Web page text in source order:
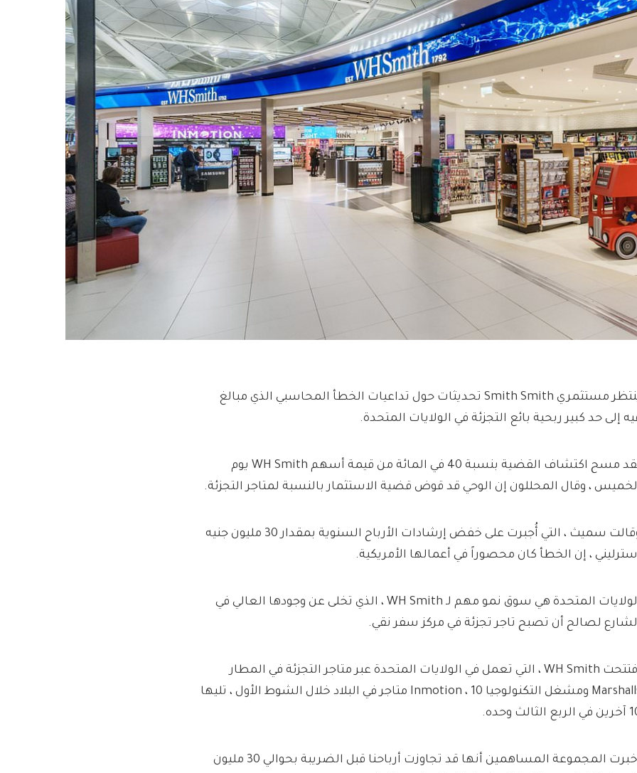
ينتظر مستثمري Smith Smith تحديثات حول تداعيات الخطأ المحاسبي الذي مبالغ
إلى حد كبير ربحية بائع التجزئة في الولايات المتحدة.
لقد مسح اكتشاف القضية بنسبة 40 في المائة من قيمة أسهم WH Smith يوم
، وقال المحللون إن الوحي قد قوض قضية الاستثمار بالنسبة لمتاجر التجزئة.
وقالت سميث ، التي أُجبرت على خفض إرشادات الأرباح السنوية بمقدار 30 مليون جنيه
، إن الخطأ كان محصوراً في أعمالها الأمريكية.
الولايات المتحدة هي سوق نمو مهم لـ WH Smith ، الذي تخلى عن وجودها العالي في
لصالح أن تصبح تاجر تجزئة في مركز سفر نقي.
افتتحت WH Smith ، التي تعمل في الولايات المتحدة عبر متاجر التجزئة في المطار
Marshalls ومشغل التكنولوجيا Inmotion ، 10 متاجر في البلاد خلال الشوط الأول ، تليها
الثالث وحده.
أخبرت المجموعة المساهمين أنها قد تجاوزت أرباحنا قبل الضريبة بحوالي 30 مليون